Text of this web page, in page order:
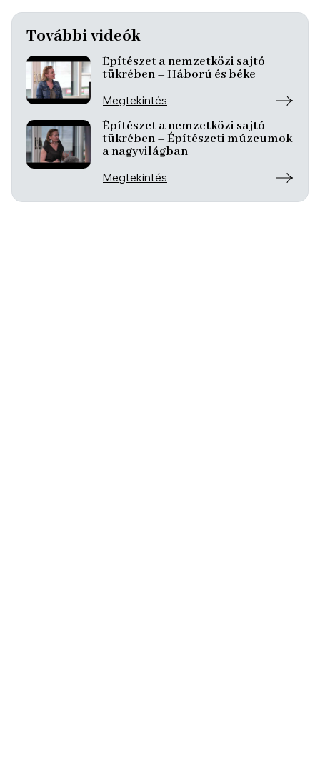
További videók
Építészet a nemzetközi sajtó
tükrében – Háború és béke
Megtekintés
Építészet a nemzetközi sajtó
tükrében – Építészeti múzeumok
a nagyvilágban
Megtekintés